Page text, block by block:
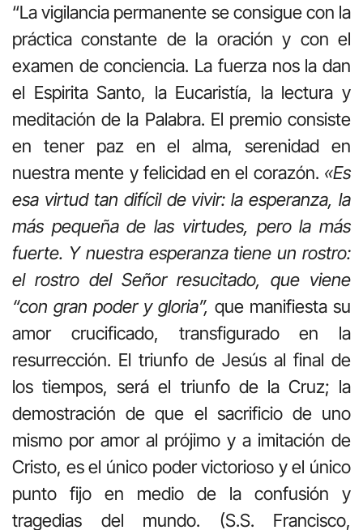
“La vigilancia permanente se consigue con la
práctica constante de la oración y con el
examen de conciencia. La fuerza nos la dan
el Espirita Santo, la Eucaristía, la lectura y
meditación de la Palabra. El premio consiste
en tener paz en el alma, serenidad en
nuestra mente y felicidad en el corazón. «Es
esa virtud tan difícil de vivir: la esperanza, la
más pequeña de las virtudes, pero la más
fuerte. Y nuestra esperanza tiene un rostro:
el rostro del Señor resucitado, que viene
“con gran poder y gloria”, que manifiesta su
amor crucificado, transfigurado en la
resurrección. El triunfo de Jesús al final de
los tiempos, será el triunfo de la Cruz; la
demostración de que el sacrificio de uno
mismo por amor al prójimo y a imitación de
Cristo, es el único poder victorioso y el único
punto fijo en medio de la confusión y
tragedias del mundo. (S.S. Francisco,